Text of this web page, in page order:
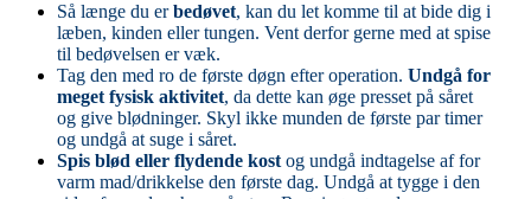
Så længe du erbedøvet, kan du let komme til at bide dig i
læben, kinden eller tungen. Vent derfor gerne med at spise
til bedøvelsen er væk.
Tag den med ro de første døgn efter operation. Undgå for
meget fysisk aktivitet, da dette kan øge presset på såret
og give blødninger. Skyl ikke munden de første par timer
og undgå at suge i såret.
Spis blød eller flydende kost og undgå indtagelse af for
varm mad/drikkelse den første dag. Undgå at tygge i den